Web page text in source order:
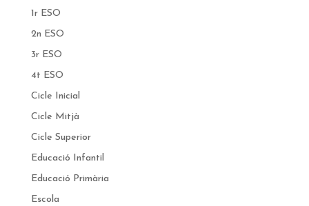
1r ESO
2n ESO
3r ESO
4t ESO
Cicle Inicial
Cicle Mitjà
Cicle Superior
Educació Infantil
Educació Primària
Escola